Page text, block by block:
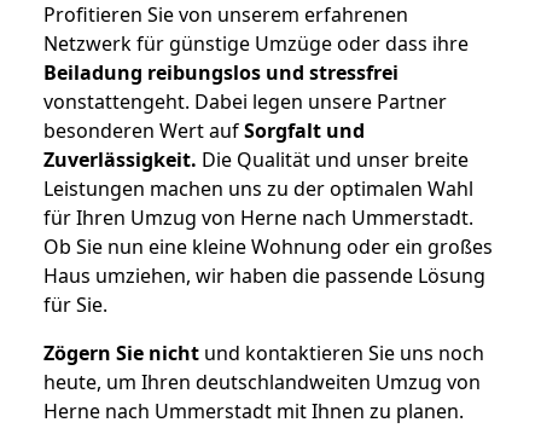
Profitieren Sie von unserem erfahrenen
Netzwerk für günstige Umzüge oder dass ihre
Beiladung reibungslos und stressfrei
vonstattengeht. Dabei legen unsere Partner
besonderen Wert aufSorgfalt und
Zuverlässigkeit. Die Qualität und unser breite
Leistungen machen uns zu der optimalen Wahl
für Ihren Umzug von Herne nach Ummerstadt.
Ob Sie nun eine kleine Wohnung oder ein großes
Haus umziehen, wir haben die passende Lösung
für Sie.
Zögern Sie nicht und kontaktieren Sie uns noch
heute, um Ihren deutschlandweiten Umzug von
Herne nach Ummerstadt mit Ihnen zu planen.